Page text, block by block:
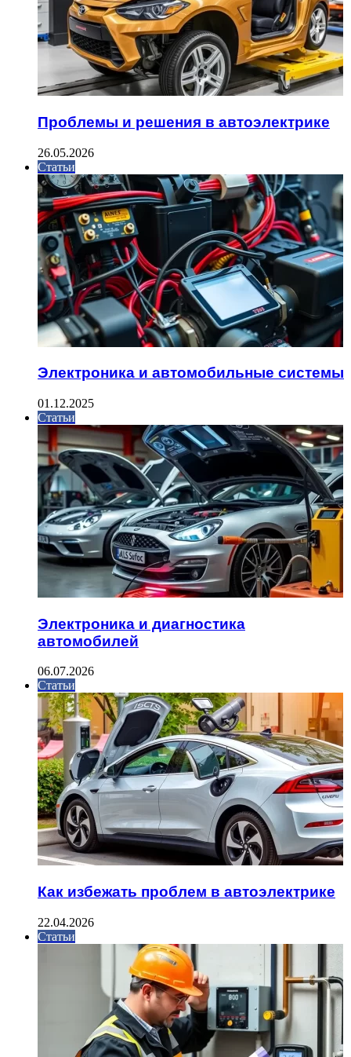
Проблемы и решения в автоэлектрике
26.05.2026
Статьи
Электроника и автомобильные системы
01.12.2025
Статьи
Электроника и диагностика
автомобилей
06.07.2026
Статьи
Как избежать проблем в автоэлектрике
22.04.2026
Статьи